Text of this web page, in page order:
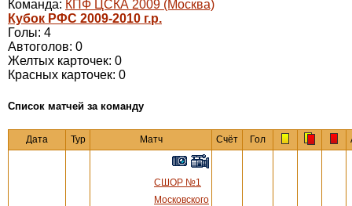
Команда: КПФ ЦСКА 2009 (Москва)
Кубок РФС 2009-2010 г.р.
Голы: 4
Автоголов: 0
Желтых карточек: 0
Красных карточек: 0
Cписок матчей за команду
Дата Тур Матч Счёт Гол
СШОР №1
Московского